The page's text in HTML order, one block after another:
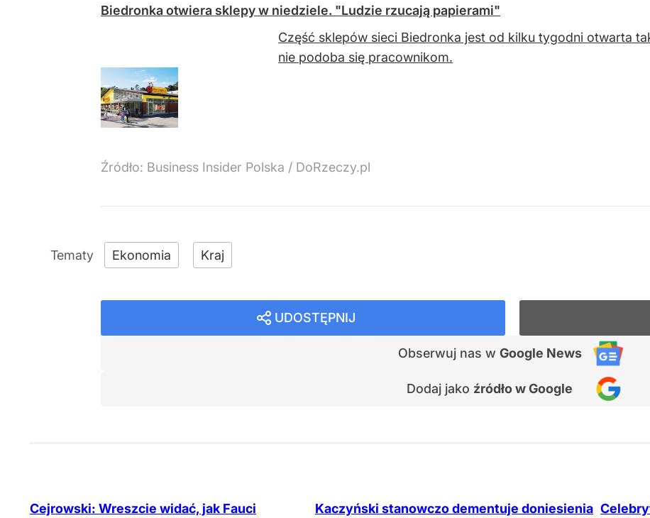
Biedronka otwiera sklepy w niedziele. "Ludzie rzucają papierami"
Część sklepów sieci Biedronka jest od kilku tygodni otwarta
nie podoba się pracownikom.
Źródło: Business Insider Polska / DoRzeczy.pl
Ekonomia Kraj
UDOSTĘPNIJ
Obserwuj nas w Google News
Dodaj jako źródło w Google
Cejrowski: Wreszcie widać, jak Fauci
Kaczyński stanowczo dementuje doniesienia